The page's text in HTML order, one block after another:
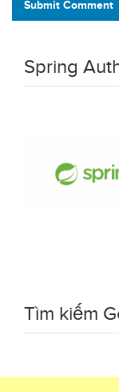
Submit Comment
Spring
Tìm kiếm